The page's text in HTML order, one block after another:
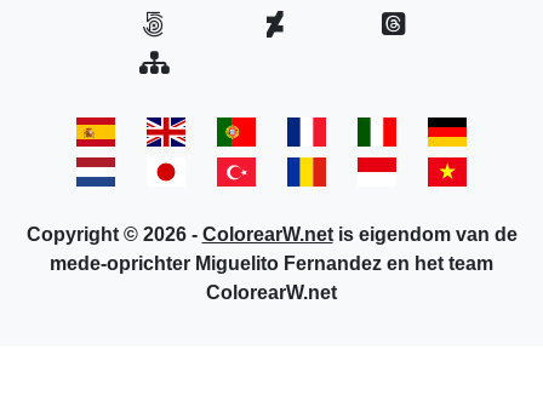
Copyright © 2026 - ColorearW.netis eigendom van de
mede-oprichter Miguelito Fernandez en het team
ColorearW.net